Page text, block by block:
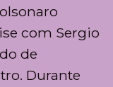
com Sergio
de
Durante